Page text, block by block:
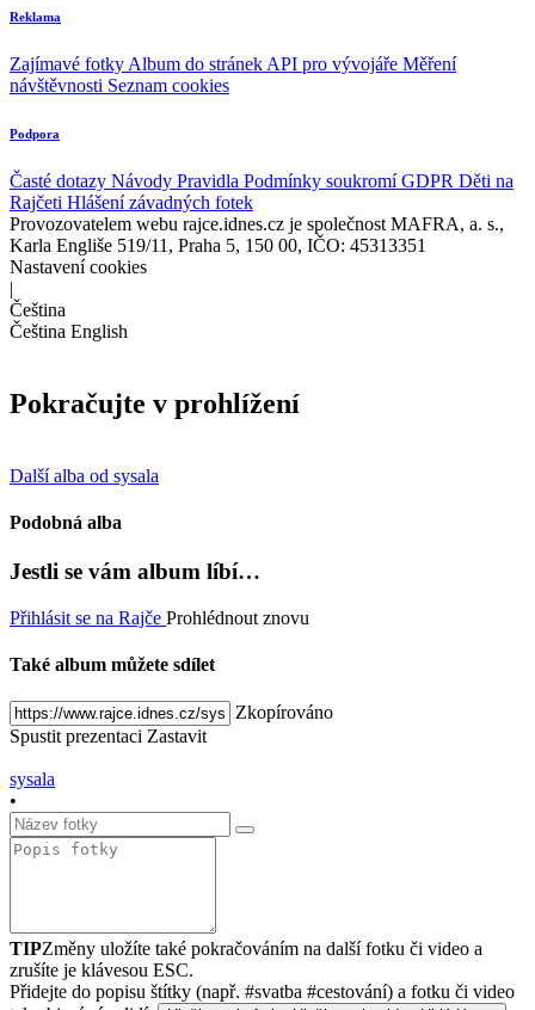
Reklama
Zajímavé fotky Album do stránek API pro vývojáře Měření
návštěvnosti Seznam cookies
Podpora
Časté dotazy Návody Pravidla Podmínky soukromíGDPR Děti na
Rajčeti Hlášení závadných fotek
Provozovatelem webu rajce.idnes.cz je společnost MAFRA, a. s.,
Karla Engliše 519/11, Praha 5, 150 00, IČO: 45313351
Nastavení cookies
|
Čeština
Čeština English
Pokračujte v prohlížení
Další alba od sysala
Podobná alba
Jestli se vám album líbí…
Přihlásit se na Rajče Prohlédnout znovu
Také album můžete sdílet
Zkopírováno
Spustit prezentaci Zastavit
sysala
•
TIPZměny uložíte také pokračováním na další fotku či video a
zrušíte je klávesou ESC.
Přidejte do popisu štítky (např. #svatba #cestování) a fotku či video